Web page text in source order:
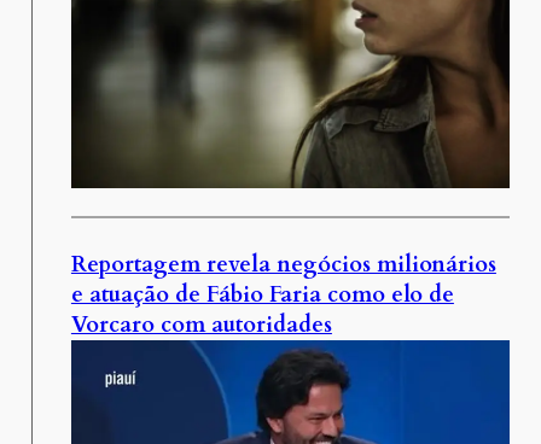
Reportagem revela negócios milionários
e atuação de Fábio Faria como elo de
Vorcaro com autoridades